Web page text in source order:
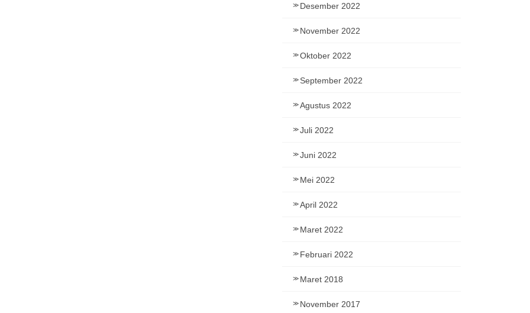
Desember 2022
November 2022
Oktober 2022
September 2022
Agustus 2022
Juli 2022
Juni 2022
Mei 2022
April 2022
Maret 2022
Februari 2022
Maret 2018
November 2017